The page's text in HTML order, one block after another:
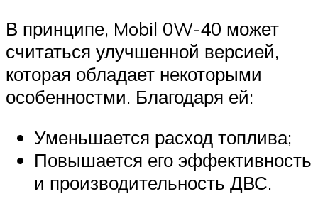
В принципе, Mobil 0W-40 может
считаться улучшенной версией,
которая обладает некоторыми
особенностми. Благодаря ей:
Уменьшается расход топлива;
Повышается его эффективность
и производительность ДВС.